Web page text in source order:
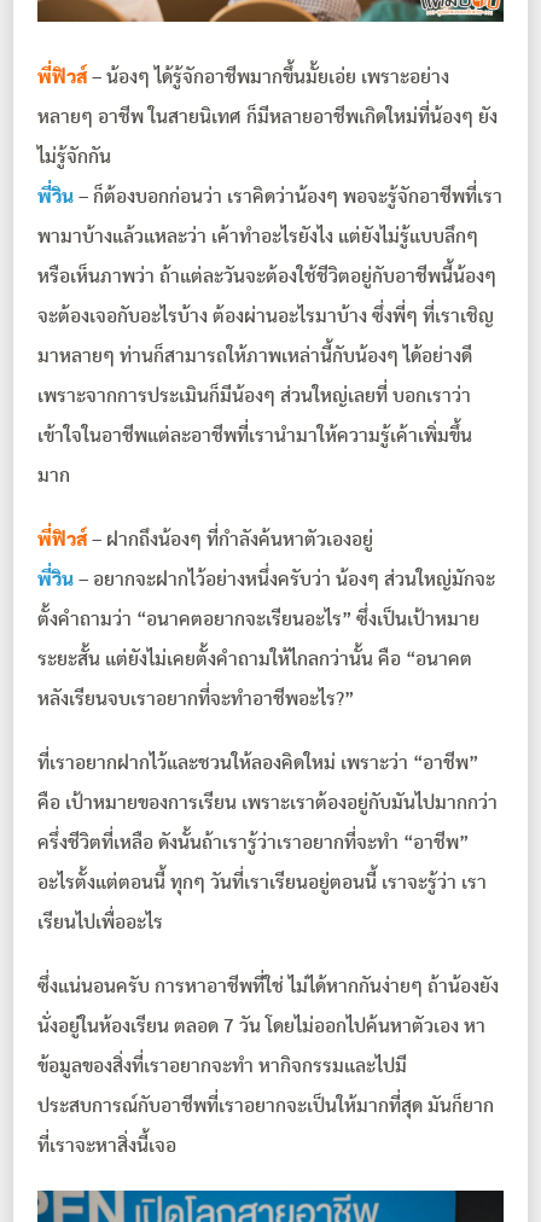
พี่ฟิวส์ – น้องๆ ได้รู้จักอาชีพมากขึ้นมั้ยเอ่ย เพราะอย่าง
หลายๆ อาชีพ ในสายนิเทศ ก็มีหลายอาชีพเกิดใหม่ที่น้องๆ ยัง
ไม่รู้จักกัน
พี่วิน – ก็ต้องบอกก่อนว่า เราคิดว่าน้องๆ พอจะรู้จักอาชีพที่เรา
พามาบ้างแล้วแหละว่า เค้าทำอะไรยังไง แต่ยังไม่รู้แบบลึกๆ
หรือเห็นภาพว่า ถ้าแต่ละวันจะต้องใช้ชีวิตอยู่กับอาชีพนี้น้องๆ
จะต้องเจอกับอะไรบ้าง ต้องผ่านอะไรมาบ้าง ซึ่งพี่ๆ ที่เราเชิญ
มาหลายๆ ท่านก็สามารถให้ภาพเหล่านี้กับน้องๆ ได้อย่างดี
เพราะจากการประเมินก็มีน้องๆ ส่วนใหญ่เลยที่ บอกเราว่า
เข้าใจในอาชีพแต่ละอาชีพที่เรานำมาให้ความรู้เค้าเพิ่มขึ้น
มาก
พี่ฟิวส์ – ฝากถึงน้องๆ ที่กำลังค้นหาตัวเองอยู่
พี่วิน – อยากจะฝากไว้อย่างหนึ่งครับว่า น้องๆ ส่วนใหญ่มักจะ
ตั้งคำถามว่า “อนาคตอยากจะเรียนอะไร” ซึ่งเป็นเป้าหมาย
ระยะสั้น แต่ยังไม่เคยตั้งคำถามให้ไกลกว่านั้น คือ “อนาคต
หลังเรียนจบเราอยากที่จะทำอาชีพอะไร?”
ที่เราอยากฝากไว้และชวนให้ลองคิดใหม่ เพราะว่า “อาชีพ”
คือ เป้าหมายของการเรียน เพราะเราต้องอยู่กับมันไปมากกว่า
ครึ่งชีวิตที่เหลือ ดังนั้นถ้าเรารู้ว่าเราอยากที่จะทำ “อาชีพ”
อะไรตั้งแต่ตอนนี้ ทุกๆ วันที่เราเรียนอยู่ตอนนี้ เราจะรู้ว่า เรา
เรียนไปเพื่ออะไร
ซึ่งแน่นอนครับ การหาอาชีพที่ใช่ ไม่ได้หากกันง่ายๆ ถ้าน้องยัง
นั่งอยู่ในห้องเรียน ตลอด 7 วัน โดยไม่ออกไปค้นหาตัวเอง หา
ข้อมูลของสิ่งที่เราอยากจะทำ หากิจกรรมและไปมี
ประสบการณ์กับอาชีพที่เราอยากจะเป็นให้มากที่สุด มันก็ยาก
ที่เราจะหาสิ่งนี้เจอ